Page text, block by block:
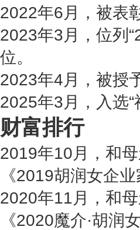
2022年6月，被表
2023年3月，位列
位。
2023年4月，被授
2025年3月，入选
财富排行
2019年10月，和
《2019胡润女企
2020年11月，和
《2020魔介·胡润